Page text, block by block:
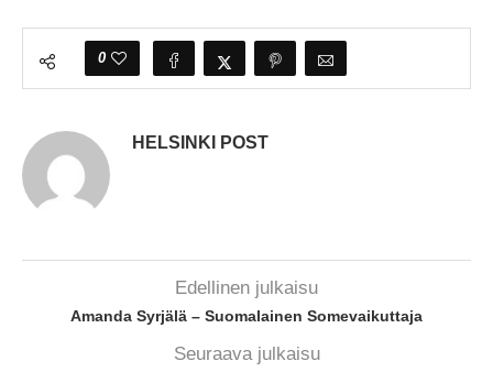
0
HELSINKI POST
Edellinen julkaisu
Amanda Syrjälä – Suomalainen Somevaikuttaja
Seuraava julkaisu